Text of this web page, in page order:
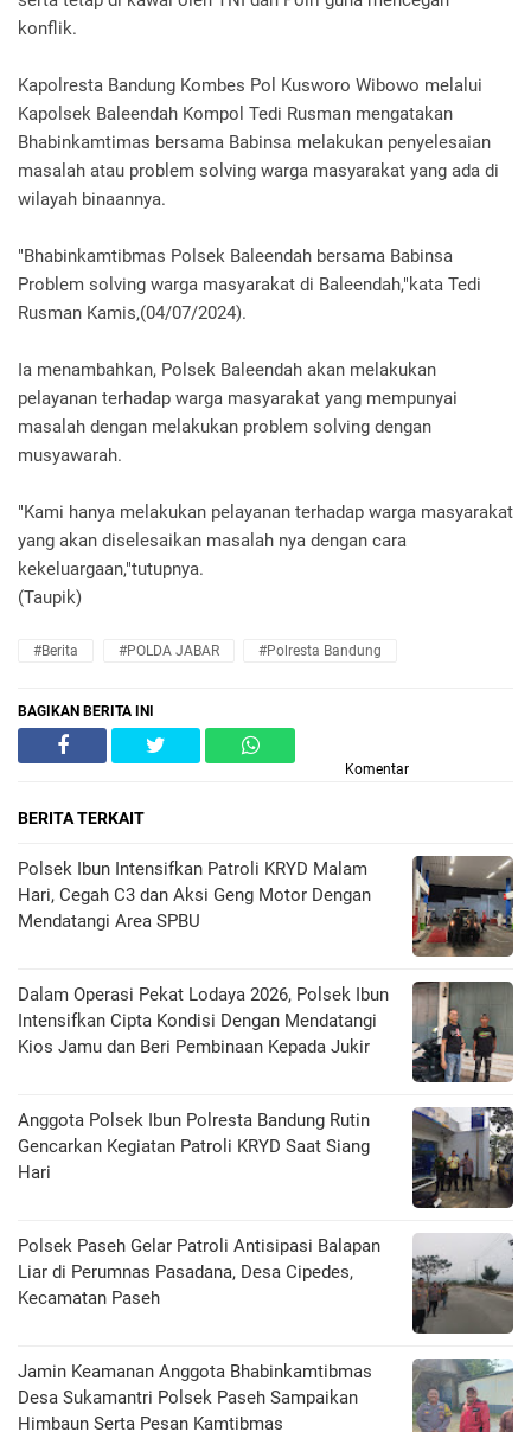
konflik.
Kapolresta Bandung Kombes Pol Kusworo Wibowo melalui
Kapolsek Baleendah Kompol Tedi Rusman mengatakan
Bhabinkamtimas bersama Babinsa melakukan penyelesaian
masalah atau problem solving warga masyarakat yang ada di
wilayah binaannya.
"Bhabinkamtibmas Polsek Baleendah bersama Babinsa
Problem solving warga masyarakat di Baleendah,"kata Tedi
Rusman Kamis,(04/07/2024).
Ia menambahkan, Polsek Baleendah akan melakukan
pelayanan terhadap warga masyarakat yang mempunyai
masalah dengan melakukan problem solving dengan
musyawarah.
"Kami hanya melakukan pelayanan terhadap warga masyarakat
yang akan diselesaikan masalah nya dengan cara
kekeluargaan,"tutupnya.
(Taupik)
#Berita #POLDA JABAR #Polresta Bandung
BAGIKAN BERITA INI
Komentar
BERITA TERKAIT
Polsek Ibun Intensifkan Patroli KRYD Malam
Hari, Cegah C3 dan Aksi Geng Motor Dengan
Mendatangi Area SPBU
Dalam Operasi Pekat Lodaya 2026, Polsek Ibun
Intensifkan Cipta Kondisi Dengan Mendatangi
Kios Jamu dan Beri Pembinaan Kepada Jukir
Anggota Polsek Ibun Polresta Bandung Rutin
Gencarkan Kegiatan Patroli KRYD Saat Siang
Hari
Polsek Paseh Gelar Patroli Antisipasi Balapan
Liar di Perumnas Pasadana, Desa Cipedes,
Kecamatan Paseh
Jamin Keamanan Anggota Bhabinkamtibmas
Desa Sukamantri Polsek Paseh Sampaikan
Himbaun Serta Pesan Kamtibmas